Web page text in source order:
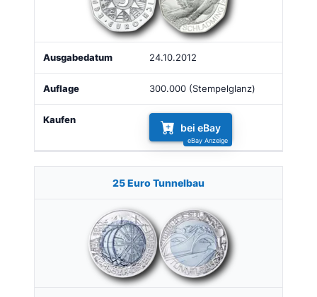
24.10.2012
300.000 (Stempelglanz)
bei eBay
25 Euro Tunnelbau